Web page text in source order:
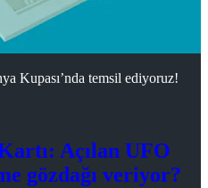
Kupası’nda temsil ediyoruz!
Açılan UFO
gözdağı veriyor?